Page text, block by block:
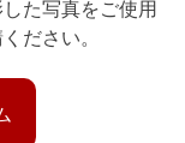
た写真をご使用
ださい。